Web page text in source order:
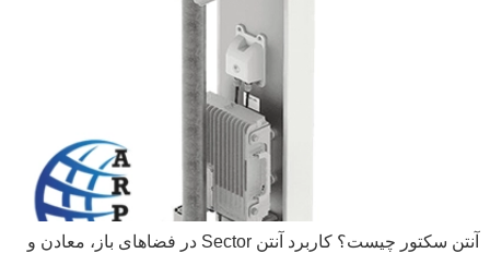
آنتن سکتور چیست؟ کاربرد آنتن Sector در فضاهای باز، معادن و